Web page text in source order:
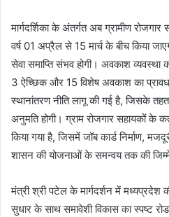
मार्गदर्शिका के अंतर्गत अब ग्रामीण
वर्ष 01 अप्रैल से 15 मार्च के बीच किया
सेवा समाप्ति संभव होगी। अवकाश
3 ऐच्छिक और 15 विशेष अवकाश का
स्थानांतरण नीति लागू की गई है, जिसके तहत
अनुमति होगी। ग्राम रोजगार सहायकों के
किया गया है, जिसमें जॉब कार्ड निर्माण,
शासन की योजनाओं के समन्वय तक की
मंत्री श्री पटेल के मार्गदर्शन में मध्यप्रदेश
सुधार के साथ समावेशी विकास का स्पष्ट